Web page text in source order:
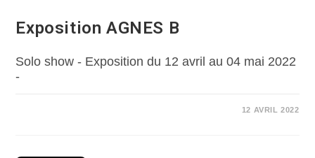
Exposition AGNES B
Solo show - Exposition du 12 avril au 04 mai 2022
-
12 AVRIL 2022